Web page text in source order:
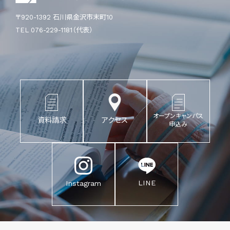
〒920-1392 石川県金沢市末町10
TEL 076-229-1181（代表）
資料請求 アクセス
オープンキャンパス
申込み
Instagram LINE